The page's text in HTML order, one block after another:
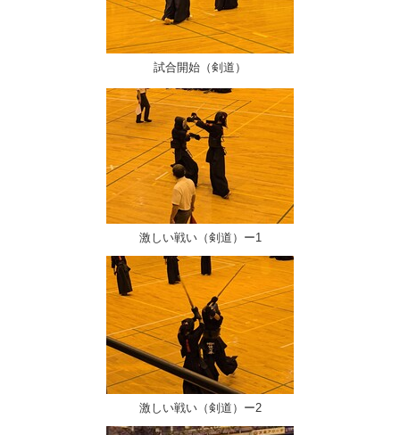
試合開始（剣道）
激しい戦い（剣道）ー1
激しい戦い（剣道）ー2